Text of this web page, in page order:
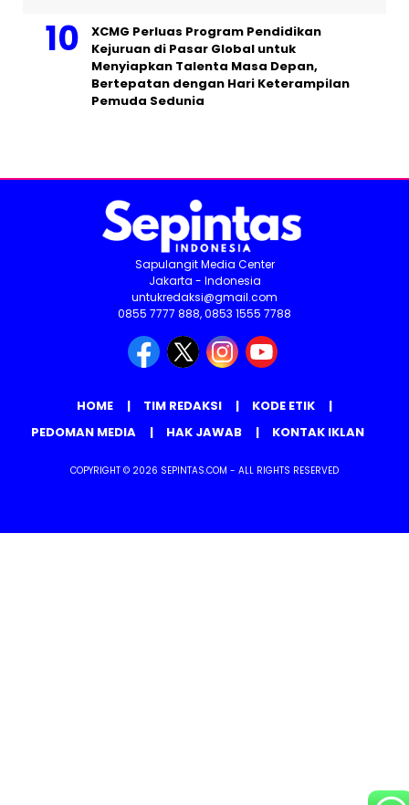
XCMG Perluas Program Pendidikan
Kejuruan di Pasar Global untuk
Menyiapkan Talenta Masa Depan,
Bertepatan dengan Hari Keterampilan
Pemuda Sedunia
Sapulangit Media Center
Jakarta - Indonesia
untukredaksi@gmail.com
0855 7777 888, 0853 1555 7788
HOME TIM REDAKSI
KODE ETIK
PEDOMAN MEDIA
HAK JAWAB KONTAK IKLAN
COPYRIGHT © 2026 SEPINTAS.COM - ALL RIGHTS RESERVED